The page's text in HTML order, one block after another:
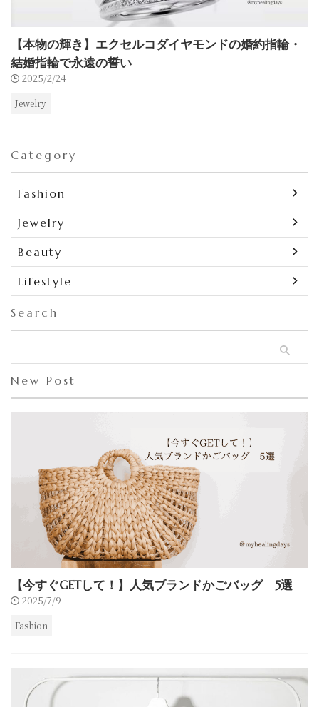
【本物の輝き】エクセルコダイヤモンドの婚約指輪・
結婚指輪で永遠の誓い
2025/2/24
Jewelry
Category
Fashion
Jewelry
Beauty
Lifestyle
Search
New Post
【今すぐGETして！】人気ブランドかごバッグ 5選
2025/7/9
Fashion